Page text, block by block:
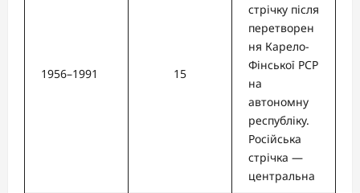
1956–1991 15
стрічку після
перетворен
ня Карело-
Фінської РСР
на
автономну
республіку.
Російська
стрічка —
центральна